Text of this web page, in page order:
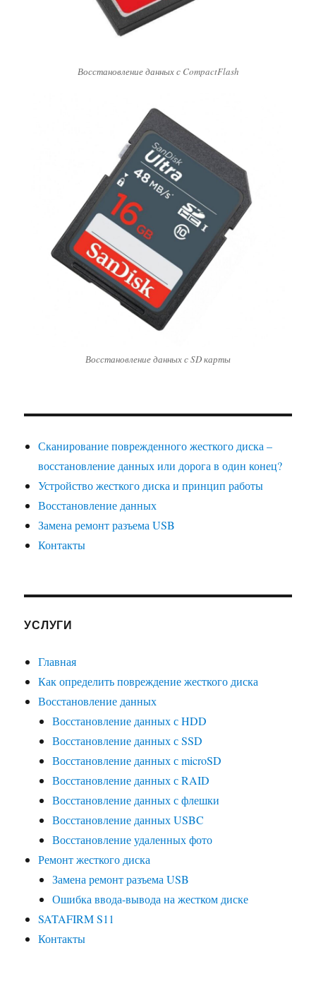
Восстановление данных с CompactFlash
Восстановление данных с SD карты
Сканирование поврежденного жесткого диска –
восстановление данных или дорога в один конец?
Устройство жесткого диска и принцип работы
Восстановление данных
Замена ремонт разъема USB
Контакты
УСЛУГИ
Главная
Как определить повреждение жесткого диска
Восстановление данных
Восстановление данных с HDD
Восстановление данных с SSD
Восстановление данных с microSD
Восстановление данных с RAID
Восстановление данных с флешки
Восстановление данных USBC
Восстановление удаленных фото
Ремонт жесткого диска
Замена ремонт разъема USB
Ошибка ввода-вывода на жестком диске
SATAFIRM S11
Контакты